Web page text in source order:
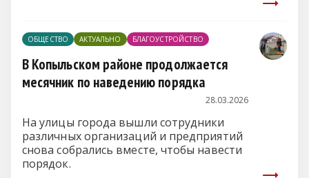
двух центральных улицах.
ОБЩЕСТВО АКТУАЛЬНО БЛАГОУСТРОЙСТВО
В Копыльском районе продолжается
месячник по наведению порядка
28.03.2026
На улицы города вышли сотрудники
различных организаций и предприятий
снова собрались вместе, чтобы навести
порядок.